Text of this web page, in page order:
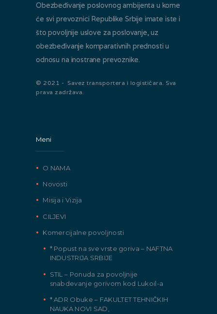
Obezbeđivanje poslovnog ambijenta u kome
će svi prevoznici Republike Srbije imate iste i
što povoljnije uslove za poslovanje, uz
obezbeđivanje komparativnih prednosti u
odnosu na inostrane prevoznike.
© 2021 - Savez transportera i logističara. Sva
prava zadržava.
Meni
O NAMA
Novosti
Misija i Vizija
CILJEVI
Komercijalne povoljnosti
* Popust na sve vrste goriva – NAFTNA
INDUSTRIJA SRBIJE
STIL – Ponuda za povoljnije
snabdevanje gorivom kod Lukoil-a
* ADR Obuke – FAKULTET TEHNIČKIH
NAUKA NOVI SAD,